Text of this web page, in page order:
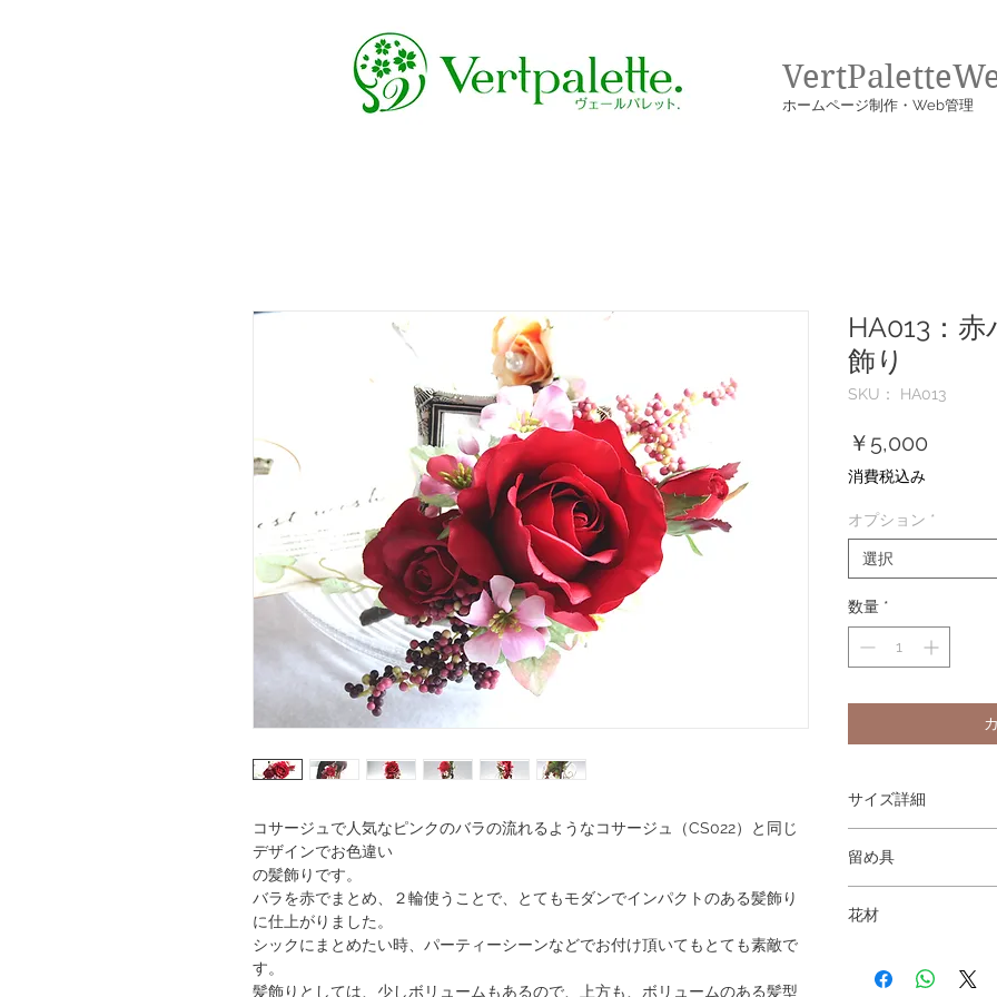
​ホームページ制作・Web管理
コサージュで人気なピンクのバラの流れるようなコサージュ（CS022）と同じ
デザインでお色違い
の髪飾りです。
バラを赤でまとめ、２輪使うことで、とてもモダンでインパクトのある髪飾り
に仕上がりました。
シックにまとめたい時、パーティーシーンなどでお付け頂いてもとても素敵で
す。
髪飾りとしては、少しボリュームもあるので、上方も、ボリュームのある髪型
HA013：
飾り
SKU： HA013
￥5,000
消費税込み
オプション *
選択
数量 *
サイズ詳細
バラの花径：7cm (最
留め具
花材
プリムローズ（モーブ